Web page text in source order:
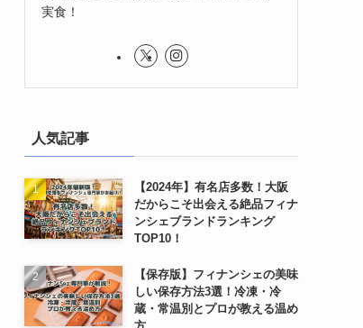
実食！
人気記事
【2024年】有名店多数！大阪
だからこそ出会える絶品フィナ
ンシェブランドランキング
TOP10！
【保存版】フィナンシェの美味
しい保存方法3選！冷凍・冷
蔵・常温別とプロが教える温め